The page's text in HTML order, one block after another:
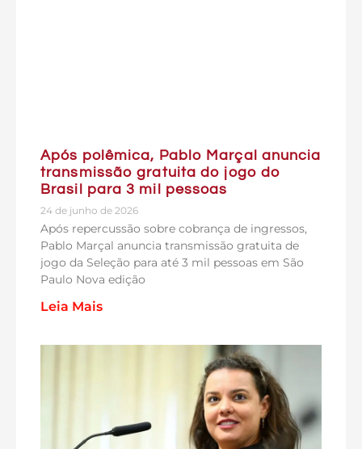
Após polêmica, Pablo Marçal anuncia
transmissão gratuita do jogo do
Brasil para 3 mil pessoas
24 de junho de 2026
Após repercussão sobre cobrança de ingressos,
Pablo Marçal anuncia transmissão gratuita de
jogo da Seleção para até 3 mil pessoas em São
Paulo Nova edição
Leia Mais